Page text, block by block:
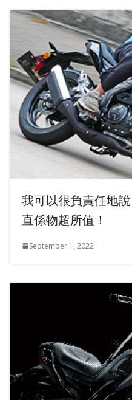
我可以很負責任地
直係物超所值！
September 1, 2022